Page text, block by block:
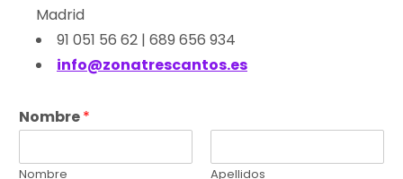
Madrid
91 051 56 62 | 689 656 934
info@zonatrescantos.es
Nombre*
Nombre Apellidos